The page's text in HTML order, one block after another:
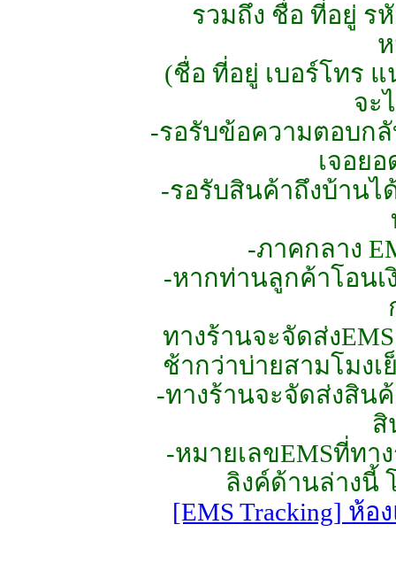
รวมถึง ชื่อ ที่อยู่ ร
(ชื่อ ที่อยู่ เบอร์โทร
จะ
-รอรับข้อความตอบก
เจอย
-รอรับสินค้าถึงบ้านไ
-ภาคกลาง
-หากท่านลูกค้าโอน
ทางร้านจะจัดส่ง
ช้ากว่าบ่ายสามโมง
-ทางร้านจะจัดส่งสิน
สิ
-หมายเลขEMSที่ทา
ลิงค์ด้านล่างนี้
[EMS Tracking] ห้